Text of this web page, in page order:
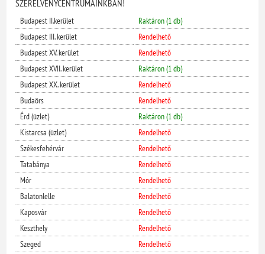
SZERELVÉNYCENTRUMAINKBAN!
Budapest II.kerület
Raktáron (1 db)
Budapest III. kerület
Rendelhető
Budapest XV. kerület
Rendelhető
Budapest XVII. kerület
Raktáron (1 db)
Budapest XX. kerület
Rendelhető
Budaörs
Rendelhető
Érd (üzlet)
Raktáron (1 db)
Kistarcsa (üzlet)
Rendelhető
Székesfehérvár
Rendelhető
Tatabánya
Rendelhető
Mór
Rendelhető
Balatonlelle
Rendelhető
Kaposvár
Rendelhető
Keszthely
Rendelhető
Szeged
Rendelhető